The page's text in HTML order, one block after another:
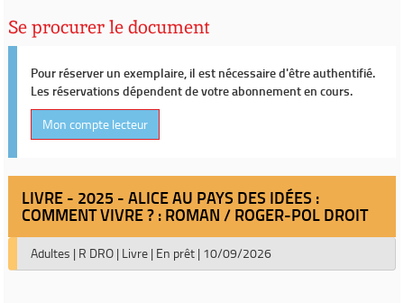
Se procurer le document
Pour réserver un exemplaire, il est nécessaire d'être authentifié.
Les réservations dépendent de votre abonnement en cours.
Mon compte lecteur
LIVRE - 2025 - ALICE AU PAYS DES IDÉES :
COMMENT VIVRE ? : ROMAN / ROGER-POL DROIT
Adultes | R DRO | Livre | En prêt | 10/09/2026